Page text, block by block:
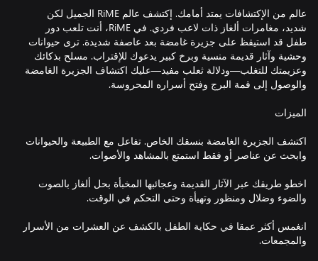
عالم من الإكتشافات يمتد أمامك. إكتشف عالم RiME الجميل لكن
شديد، مغامرات ألغاز ذات لاعب فردي. في RiME، أنت تلعب دور
طفل قد استيقظ على جزيرة غامضة بعد عاصفة شديدة. ترى حيوانات
وحشية وآثار قديمة منسية وبرخ كبير يدعوك للإقتراب. مسلح بذكائك
وعزيمتك للتغلب—ودلالة ثعلب مفيد—عليك اكتشاف الجزيرة الغامضة
اكتشف الجزيرة الغامضة بنسقك الخاص. تفاعل مع الطبيعة والحيوانات
اخطو طريقك عبر الآثار القديمة وعجائبها المخبأة بحل ألغاز بالصوت
انغمس أكثر عمقا في حكاية الطفل بالكشف عن العشرات من الأسرار